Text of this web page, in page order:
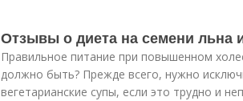
Отзывы о диета на семени льна
Правильное питание при повышенном
должно быть? Прежде всего, нужно
вегетарианские супы, если это трудно и